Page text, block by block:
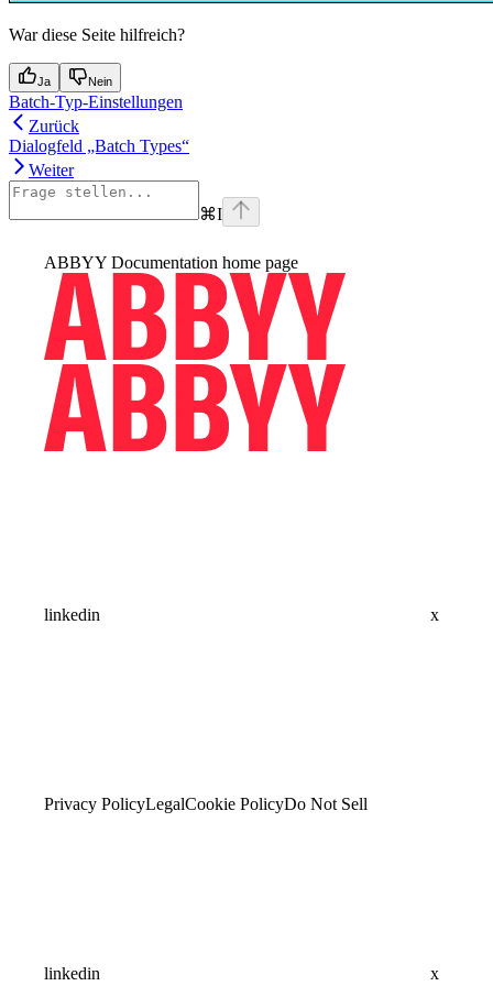
War diese Seite hilfreich?
Ja Nein
Batch-Typ-Einstellungen
Zurück
Dialogfeld „Batch Types“
Weiter
⌘I
ABBYY Documentation home page
linkedin x
Privacy PolicyLegalCookie PolicyDo Not Sell
linkedin x